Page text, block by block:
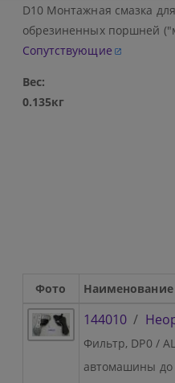
D10 Монтажная смазка
обрезиненных поршней
Сопутствующие
Вес:
0.135кг
Фото Наименование
144010 /
Фильтр, DP0 /
автомашины до